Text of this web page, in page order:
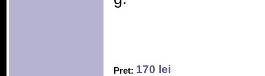
Pret: 170 lei